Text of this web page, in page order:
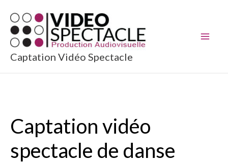
contenu
Captation Vidéo Spectacle
Captation vidéo
spectacle de danse